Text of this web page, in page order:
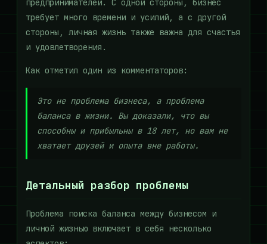
предпринимателей. С одной стороны, бизнес
требует много времени и усилий, а с другой
стороны, личная жизнь также важна для счастья
и удовлетворения.
Как отметил один из комментаторов:
Это не проблема бизнеса, а проблема
баланса в жизни. Вы доказали, что вы
способны и прибыльны в 18 лет, но вам не
хватает друзей и опыта вне работы.
Детальный разбор проблемы
Проблема поиска баланса между бизнесом и
личной жизнью включает в себя несколько